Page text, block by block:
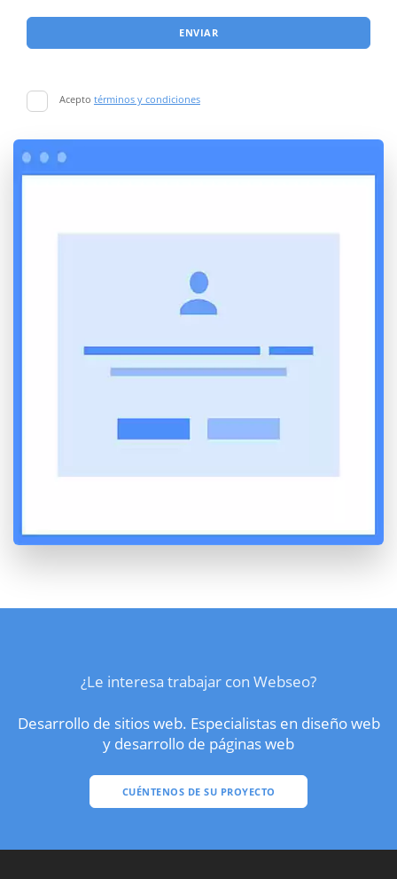
ENVIAR
Acepto términos y condiciones
¿Le interesa trabajar con Webseo?
Desarrollo de sitios web. Especialistas en diseño web
y desarrollo de páginas web
CUÉNTENOS DE SU PROYECTO